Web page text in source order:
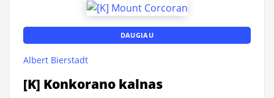
DAUGIAU
Albert Bierstadt
[K] Konkorano kalnas